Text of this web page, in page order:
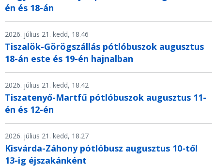
én és 18-án
2026. július 21. kedd, 18.46
Tiszalök-Görögszállás pótlóbuszok augusztus
18-án este és 19-én hajnalban
2026. július 21. kedd, 18.42
Tiszatenyő-Martfű pótlóbuszok augusztus 11-
én és 12-én
2026. július 21. kedd, 18.27
Kisvárda-Záhony pótlóbusz augusztus 10-től
13-ig éjszakánként